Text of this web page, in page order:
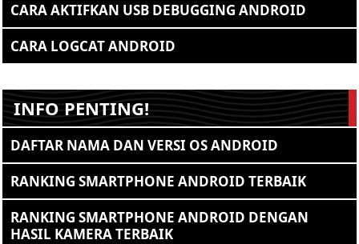
CARA AKTIFKAN USB DEBUGGING ANDROID
CARA LOGCAT ANDROID
INFO PENTING!
DAFTAR NAMA DAN VERSI OS ANDROID
RANKING SMARTPHONE ANDROID TERBAIK
RANKING SMARTPHONE ANDROID DENGAN
HASIL KAMERA TERBAIK